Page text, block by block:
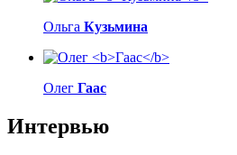
Ольга Кузьмина
Олег Гаас
Интервью